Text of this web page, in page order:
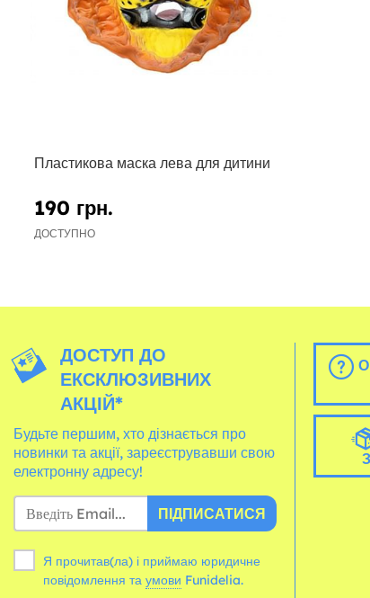
Пластикова маска лева для дитини
190 грн.
ДОСТУПНО
ДОСТУП ДО
ЕКСКЛЮЗИВНИХ
АКЦІЙ*
Будьте першим, хто дізнається про
новинки та акції, зареєструвавши свою
електронну адресу!
ПІДПИСАТИСЯ
Я прочитав(ла) і приймаю юридичне
повідомлення та умови Funidelia.